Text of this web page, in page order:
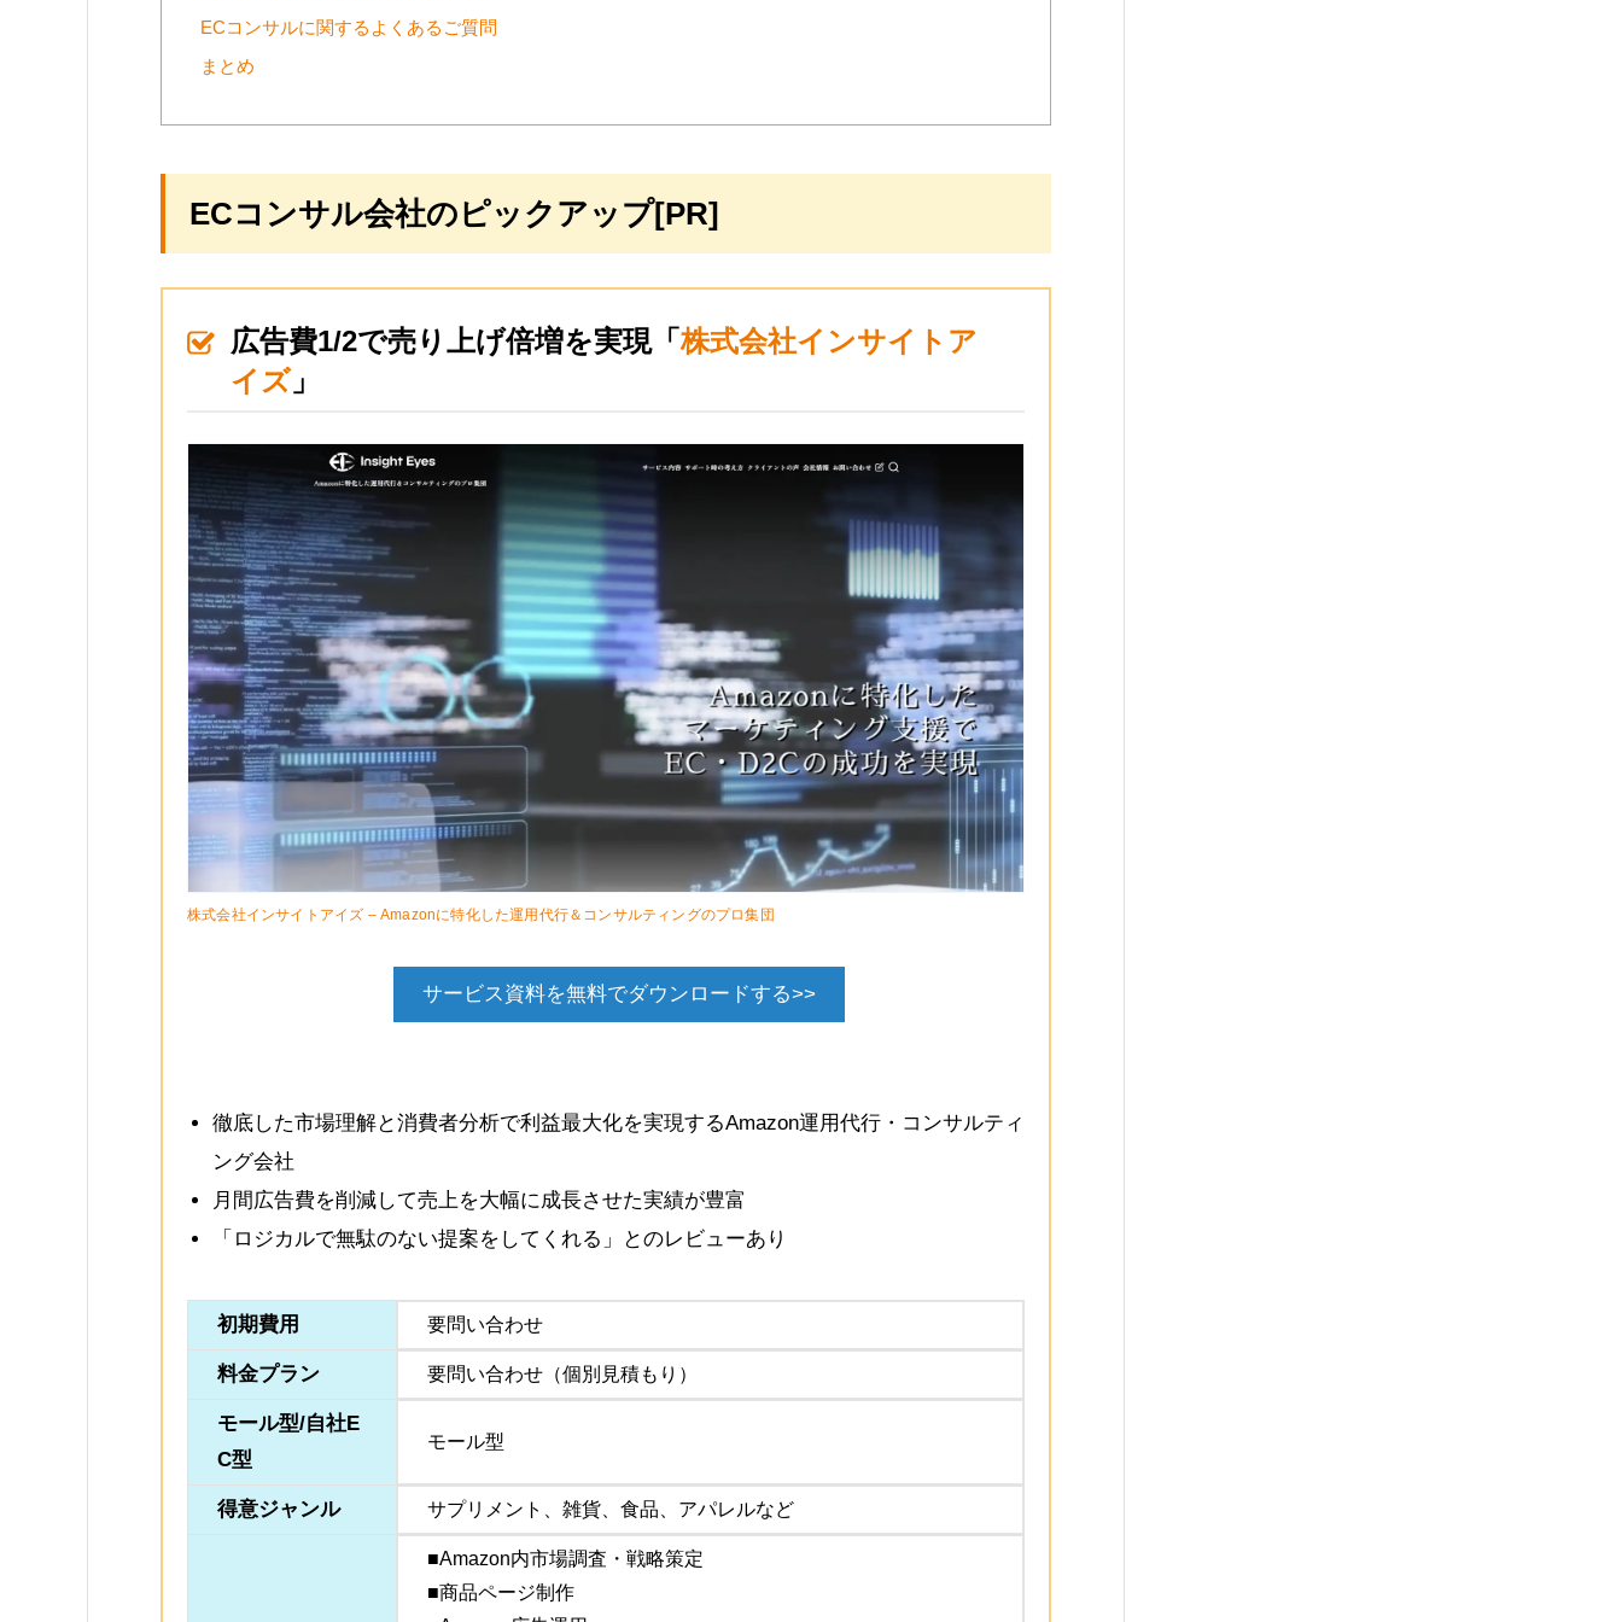
ECコンサルに関するよくあるご質問
まとめ
ECコンサル会社のピックアップ[PR]
広告費1/2で売り上げ倍増を実現「株式会社インサイトア
イズ」
株式会社インサイトアイズ – Amazonに特化した運用代行＆コンサルティングのプロ集団
サービス資料を無料でダウンロードする>>
徹底した市場理解と消費者分析で利益最大化を実現するAmazon運用代行・コンサルティ
ング会社
月間広告費を削減して売上を大幅に成長させた実績が豊富
「ロジカルで無駄のない提案をしてくれる」とのレビューあり
初期費用 要問い合わせ
料金プラン 要問い合わせ（個別見積もり）
モール型/自社E
C型
モール型
得意ジャンル サプリメント、雑貨、食品、アパレルなど
■Amazon内市場調査・戦略策定
■商品ページ制作